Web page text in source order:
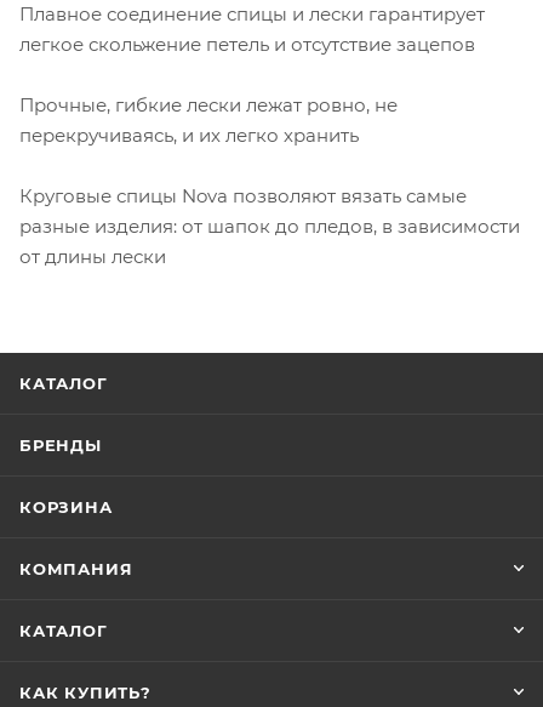
Плавное соединение спицы и лески гарантирует
легкое скольжение петель и отсутствие зацепов
Прочные, гибкие лески лежат ровно, не
перекручиваясь, и их легко хранить
Круговые спицы Nova позволяют вязать самые
разные изделия: от шапок до пледов, в зависимости
от длины лески
КАТАЛОГ
БРЕНДЫ
КОРЗИНА
КОМПАНИЯ
КАТАЛОГ
КАК КУПИТЬ?